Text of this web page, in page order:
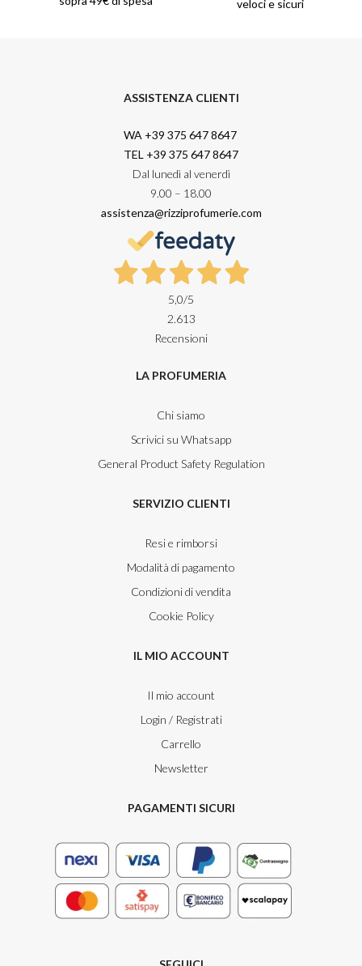
veloci e sicuri
ASSISTENZA CLIENTI
WA +39 375 647 8647
TEL +39 375 647 8647
Dal lunedì al venerdì
9.00 – 18.00
assistenza@rizziprofumerie.com
5,0/5
2.613
Recensioni
LA PROFUMERIA
Chi siamo
Scrivici su Whatsapp
General Product Safety Regulation
SERVIZIO CLIENTI
Resi e rimborsi
Modalità di pagamento
Condizioni di vendita
Cookie Policy
IL MIO ACCOUNT
Il mio account
Login / Registrati
Carrello
Newsletter
PAGAMENTI SICURI